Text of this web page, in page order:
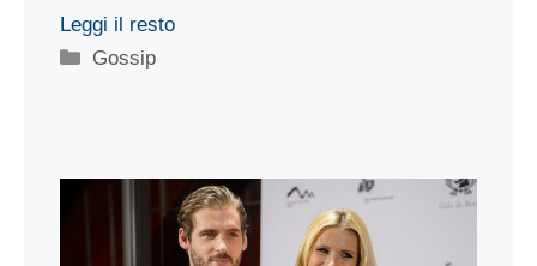
Leggi il resto
Categorie
Gossip